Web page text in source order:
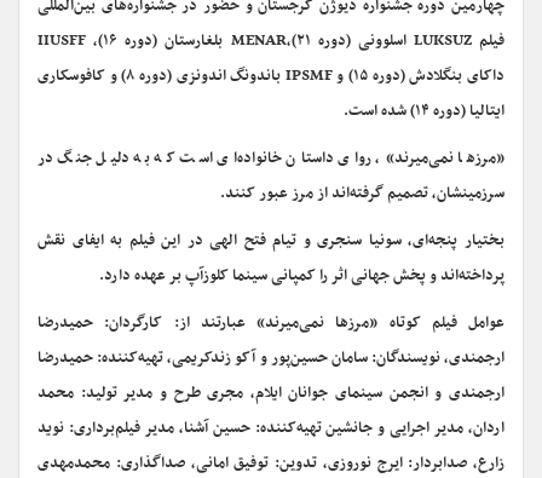
چهارمین دوره جشنواره دیوژن گرجستان و حضور در جشنواره‌های بین‌المللی
فیلم LUKSUZ اسلوونی (دوره ۲۱)،MENAR بلغارستان (دوره ۱۶)، IIUSFF
داکای بنگلادش (دوره ۱۵) و IPSMF باندونگ اندونزی (دوره ۸) و کافوسکاری
ایتالیا (دوره ۱۴) شده است.
«مرزها نمی‌میرند»، روای داستان خانواده‌ای است که به دلیل جنگ در
سرزمینشان، تصمیم گرفته‌اند از مرز عبور کنند.
بختیار پنجه‌ای، سونیا سنجری و تیام فتح الهی در این فیلم به ایفای نقش
پرداخته‌اند و پخش جهانی اثر را کمپانی سینما کلوزآپ بر عهده دارد.
عوامل فیلم کوتاه «مرزها نمی‌میرند» عبارتند از: کارگردان: حمیدرضا
ارجمندی، نویسندگان: سامان حسین‌پور و آکو زندکریمی، تهیه‌کننده: حمیدرضا
ارجمندی و انجمن سینمای جوانان ایلام، مجری طرح و مدیر تولید: محمد
اردان، مدیر اجرایی و جانشین تهیه‌کننده: حسین آشنا، مدیر فیلم‌برداری: نوید
زارع، صدابردار: ایرج نوروزی، تدوین: توفیق امانی، صداگذاری: محمدمهدی